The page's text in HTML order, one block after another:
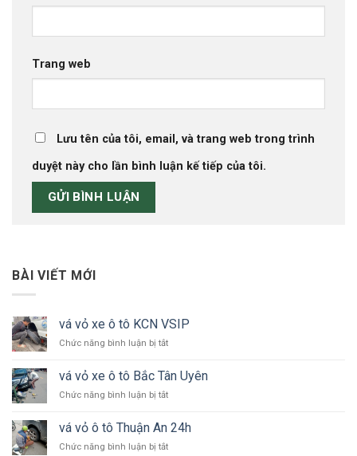
Trang web
Lưu tên của tôi, email, và trang web trong trình
duyệt này cho lần bình luận kế tiếp của tôi.
BÀI VIẾT MỚI
vá vỏ xe ô tô KCN VSIP
Chức năng bình luận bị tắtở
vỏ
xe
ô
KCN
vá vỏ xe ô tô Bắc Tân Uyên
Chức năng bình luận bị tắtở
vỏ
xe
ô
vá vỏ ô tô Thuận An 24h
Chức năng bình luận bị tắtở